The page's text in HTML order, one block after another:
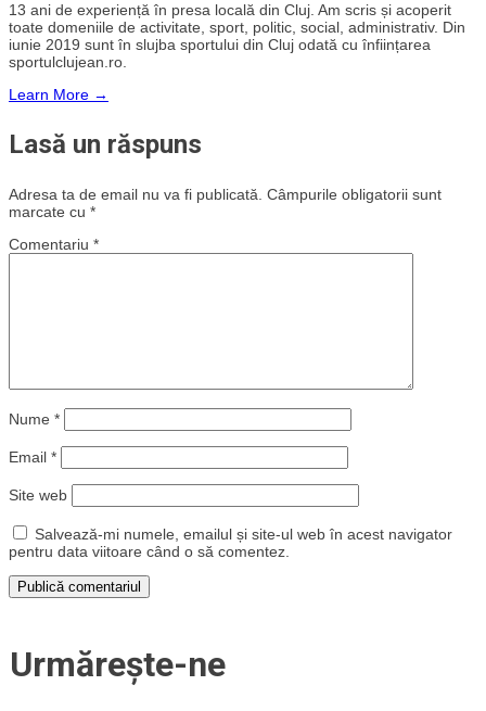
13 ani de experiență în presa locală din Cluj. Am scris și acoperit
toate domeniile de activitate, sport, politic, social, administrativ. Din
iunie 2019 sunt în slujba sportului din Cluj odată cu înființarea
sportulclujean.ro.
Learn More →
Lasă un răspuns
Adresa ta de email nu va fi publicată. Câmpurile obligatorii sunt
marcate cu *
Comentariu *
Nume *
Email *
Site web
Salvează-mi numele, emailul și site-ul web în acest navigator
pentru data viitoare când o să comentez.
Urmărește-ne